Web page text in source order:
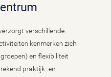
verschillende
kenmerken zich
en flexibiliteit
praktijk- en